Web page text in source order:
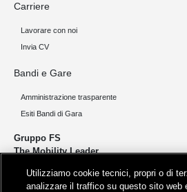
Carriere
Lavorare con noi
Invia CV
Bandi e Gare
Amministrazione trasparente
Esiti Bandi di Gara
Gruppo FS
The Mobility Leader
Progettiamo e realizziamo infrastrutture
persone e merci. Accorciamo le distanze
Utilizziamo cookie tecnici, propri o di
analizzare il traffico su questo sito web